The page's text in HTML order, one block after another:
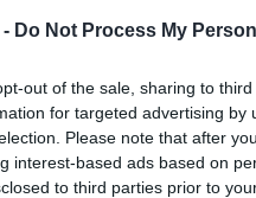
Do Not Process My
out of the sale, sharing to
for targeted advertising
Please note that after
interest-based ads based on
to third parties prior to